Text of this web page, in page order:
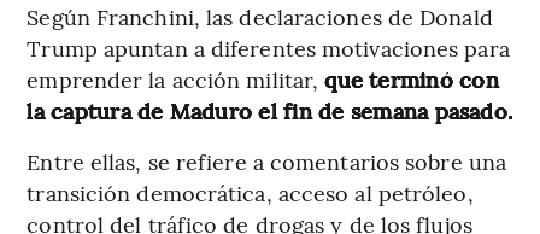
Según Franchini, las declaraciones de Donald
Trump apuntan a diferentes motivaciones para
emprender la acción militar,que terminó con
la captura de Maduro el fin de semana pasado.
Entre ellas, se refiere a comentarios sobre una
transición democrática, acceso al petróleo,
control del tráfico de drogas y de los flujos